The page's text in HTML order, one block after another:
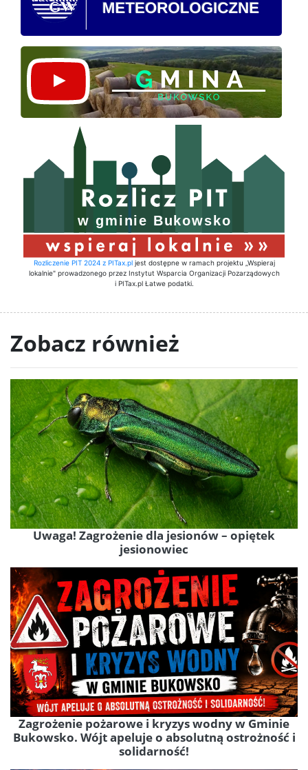
Rozliczenie PIT 2024 z PITax.pljest dostępne w ramach projektu „Wspieraj
lokalnie" prowadzonego przez Instytut Wsparcia Organizacji Pozarządowych
i PITax.pl Łatwe podatki.
Zobacz również
Uwaga! Zagrożenie dla jesionów – opiętek
jesionowiec
Zagrożenie pożarowe i kryzys wodny w Gminie
Bukowsko. Wójt apeluje o absolutną ostrożność i
solidarność!